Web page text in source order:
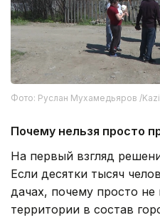
Фото: Руслан Мухамедьяров /
Почему нельзя просто
На первый взгляд
Если десятки тысяч
дачах, почему просто не
территории в состав